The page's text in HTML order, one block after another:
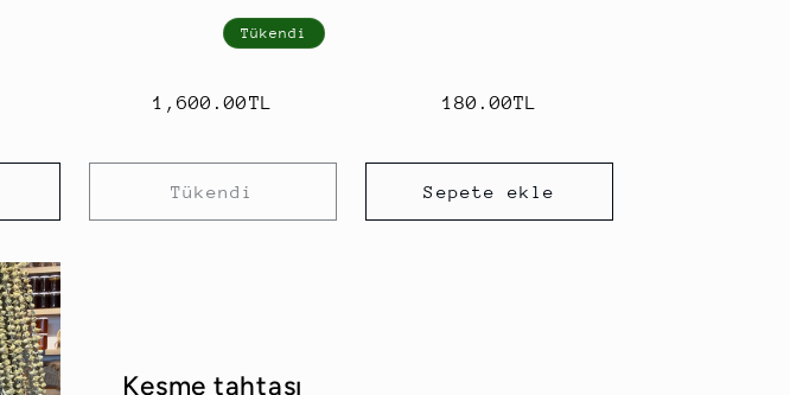
Tükendi
Normal
1,600.00TL
Tükendi
Normal
180.00TL
Sepete ekle
Kesme tahtası